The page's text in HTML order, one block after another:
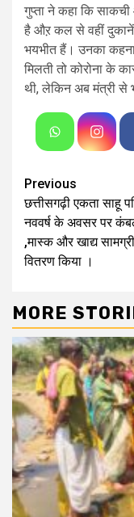
गुप्ता ने कहा कि
है औऱ कल से वहीं
भयभीत हैं। उनका
मिलती तो कोरोना के
थी, लेकिन अब मंत्री से
Continue
Reading
Previous
छत्तीसगढ़ी एकता साहू
नववर्ष के अवसर पर
,मास्क और खाद्य
वितरण किया ।
MORE